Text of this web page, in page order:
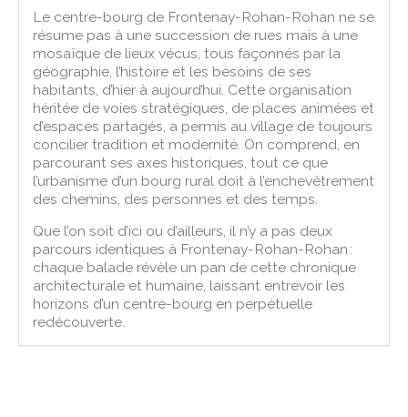
Le centre-bourg de Frontenay-Rohan-Rohan ne se
résume pas à une succession de rues mais à une
mosaïque de lieux vécus, tous façonnés par la
géographie, l’histoire et les besoins de ses
habitants, d’hier à aujourd’hui. Cette organisation
héritée de voies stratégiques, de places animées et
d’espaces partagés, a permis au village de toujours
concilier tradition et modernité. On comprend, en
parcourant ses axes historiques, tout ce que
l’urbanisme d’un bourg rural doit à l’enchevêtrement
des chemins, des personnes et des temps.
Que l’on soit d’ici ou d’ailleurs, il n’y a pas deux
parcours identiques à Frontenay-Rohan-Rohan :
chaque balade révèle un pan de cette chronique
architecturale et humaine, laissant entrevoir les
horizons d’un centre-bourg en perpétuelle
redécouverte.